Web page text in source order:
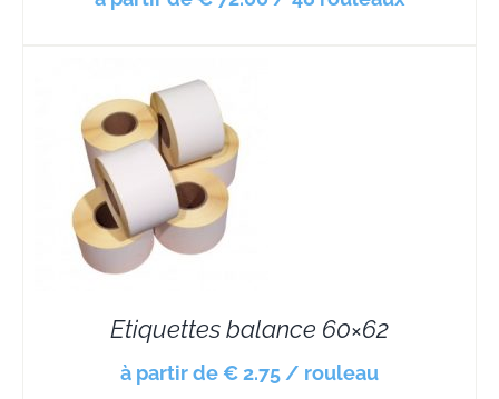
Etiquettes balance 60×62
à partir de € 2.75 / rouleau